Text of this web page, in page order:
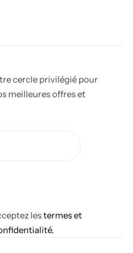
cercle privilégié pour
meilleures offres et
lestermes et